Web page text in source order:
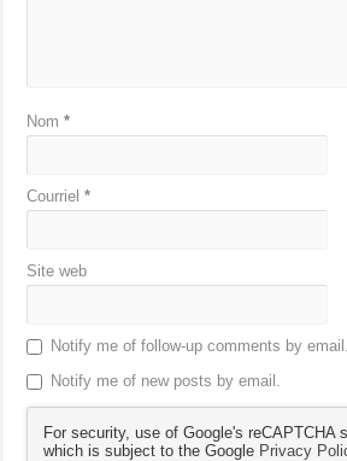
Nom*
Courriel*
Site web
Notify me of follow-up comments by email.
Notify me of new posts by email.
For security, use of Google's reCAPTCHA
which is subject to the Google Privacy